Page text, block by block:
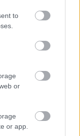
to
or
or app.
az M4-es autóút
fekvő
kétpói